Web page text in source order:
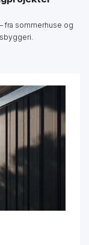
fra sommerhuse og